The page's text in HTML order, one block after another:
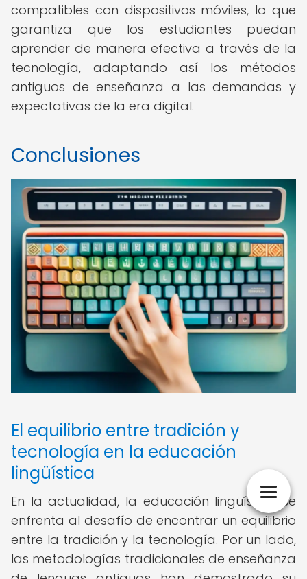
compatibles con dispositivos móviles, lo que
garantiza que los estudiantes puedan
aprender de manera efectiva a través de la
tecnología, adaptando así los métodos
antiguos de enseñanza a las demandas y
expectativas de la era digital.
Conclusiones
El equilibrio entre tradición y
tecnología en la educación
lingüística
En la actualidad, la educación lingüística se
enfrenta al desafío de encontrar un equilibrio
entre la tradición y la tecnología. Por un lado,
las metodologías tradicionales de enseñanza